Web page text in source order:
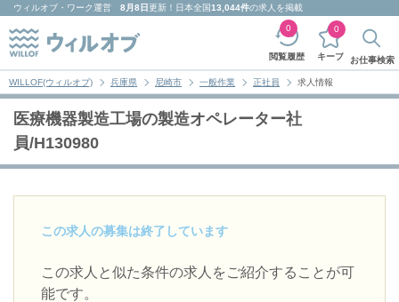
ウィルオブ・ワーク運営 8月8日更新！日本全国13,044件の求人を掲載
閲覧履歴
0
キープ
0
お仕事検索
WILLOF(ウィルオブ) 兵庫県 尼崎市 一般作業 正社員 求人情報
医療機器製造工場の製造オペレーター社
員/H130980
この求人の募集は終了しています
この求人と似た条件の求人をご紹介することが可
能です。